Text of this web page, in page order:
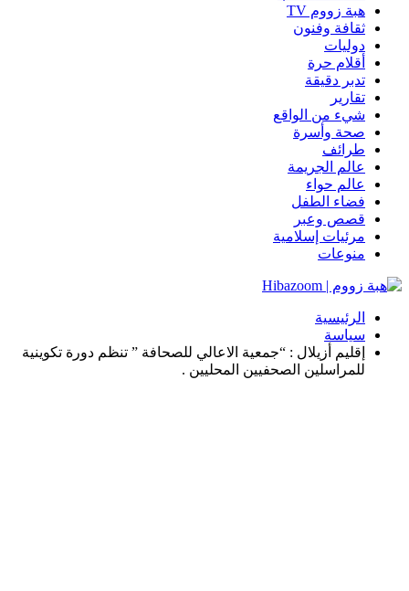
هبة زووم TV
ثقافة وفنون
دوليات
أقلام حرة
تدبر دقيقة
تقارير
شيء من الواقع
صحة وأسرة
طرائف
عالم الجريمة
عالم حواء
فضاء الطفل
قصص وعبر
مرئيات إسلامية
منوعات
الرئيسية
سياسة
إقليم أزيلال : “جمعية الاعالي للصحافة ” تنظم دورة تكوينية
للمراسلين الصحفيين المحليين .